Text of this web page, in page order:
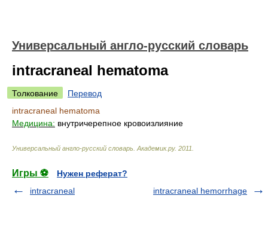
Универсальный англо-русский словарь
intracraneal hematoma
Толкование
Перевод
intracraneal hematoma
Медицина: внутричерепное кровоизлияние
Универсальный англо-русский словарь Академик.ру. 2011
Игры ⚽
Нужен реферат?
intracraneal
intracraneal hemorrhage